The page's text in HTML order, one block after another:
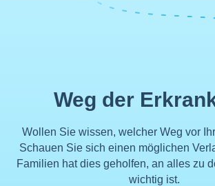
Weg der
Wollen Sie wissen, welcher Weg vor
Schauen Sie sich einen möglichen
Familien hat dies geholfen, an alles zu
wichtig ist.